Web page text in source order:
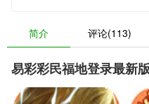
简介 评论(113)
易彩彩民福地登录最新